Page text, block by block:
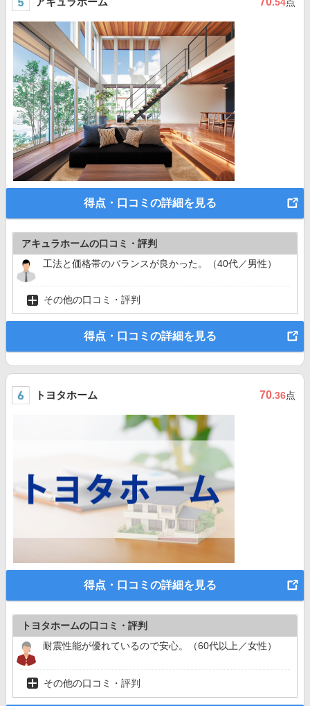
得点・口コミの詳細を見る
アキュラホームの口コミ・評判
工法と価格帯のバランスが良かった。（40代／男性）
その他の口コミ・評判
得点・口コミの詳細を見る
トヨタホーム 70.36点
得点・口コミの詳細を見る
トヨタホームの口コミ・評判
耐震性能が優れているので安心。（60代以上／女性）
その他の口コミ・評判